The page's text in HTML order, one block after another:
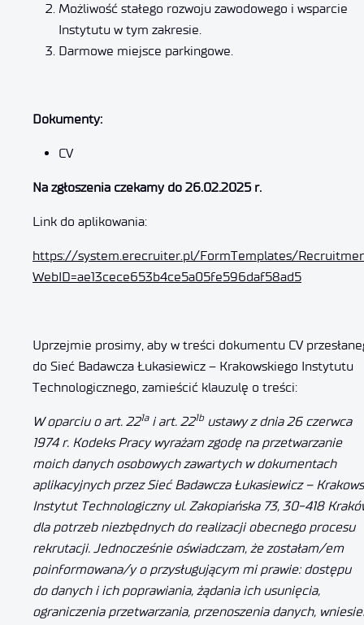
Możliwość stałego rozwoju zawodowego i wsparcie
Instytutu w tym zakresie.
Darmowe miejsce parkingowe.
Dokumenty:
CV
Na zgłoszenia czekamy do 26.02.2025 r.
Link do aplikowania:
https://system.erecruiter.pl/FormTemplates/
WebID=ae13cece653b4ce5a05fe596daf58ad5
Uprzejmie prosimy, aby w treści dokumentu CV
do Sieć Badawcza Łukasiewicz – Krakowskiego Instytutu
Technologicznego, zamieścić klauzulę o treści:
W oparciu o art. 221ai art. 221bustawy z dnia 26 czerwca
1974 r. Kodeks Pracy wyrażam zgodę na przetwarzanie
moich danych osobowych zawartych w dokumentach
aplikacyjnych przez Sieć Badawcza Łukasiewicz –
Instytut Technologiczny ul. Zakopiańska 73, 30-418
dla potrzeb niezbędnych do realizacji obecnego procesu
rekrutacji. Jednocześnie oświadczam, że zostałam/em
poinformowana/y o przysługującym mi prawie: dostępu
do danych i ich poprawiania, żądania ich usunięcia,
ograniczenia przetwarzania, przenoszenia danych,